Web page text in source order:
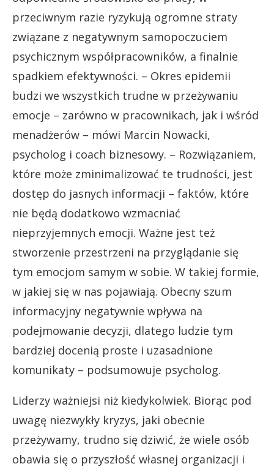
przeciwnym razie ryzykują ogromne straty
związane z negatywnym samopoczuciem
psychicznym współpracowników, a finalnie
spadkiem efektywności. – Okres epidemii
budzi we wszystkich trudne w przeżywaniu
emocje – zarówno w pracownikach, jak i wśród
menadżerów – mówi Marcin Nowacki,
psycholog i coach biznesowy. – Rozwiązaniem,
które może zminimalizować te trudności, jest
dostęp do jasnych informacji – faktów, które
nie będą dodatkowo wzmacniać
nieprzyjemnych emocji. Ważne jest też
stworzenie przestrzeni na przyglądanie się
tym emocjom samym w sobie. W takiej formie,
w jakiej się w nas pojawiają. Obecny szum
informacyjny negatywnie wpływa na
podejmowanie decyzji, dlatego ludzie tym
bardziej docenią proste i uzasadnione
komunikaty – podsumowuje psycholog.
Liderzy ważniejsi niż kiedykolwiek. Biorąc pod
uwagę niezwykły kryzys, jaki obecnie
przeżywamy, trudno się dziwić, że wiele osób
obawia się o przyszłość własnej organizacji i